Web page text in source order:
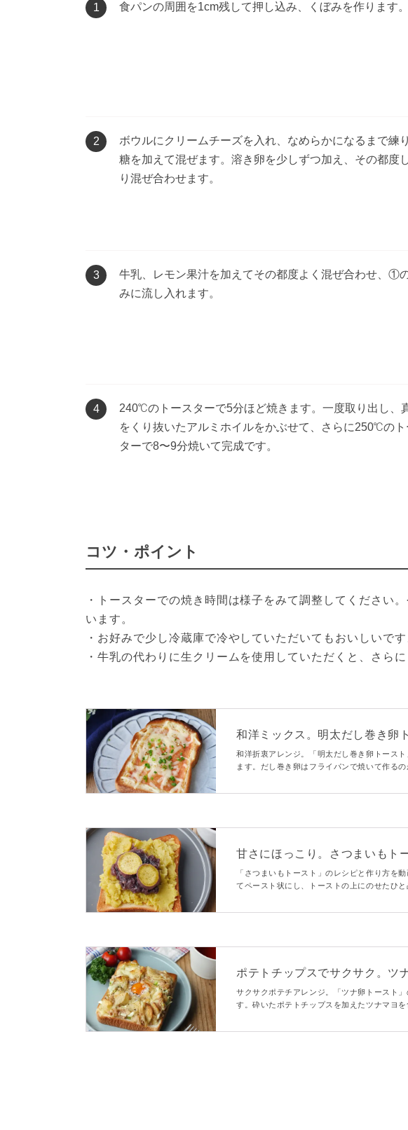
1 食パンの周囲を1cm残して押し込み、くぼみを作ります。
2
ボウルにクリームチーズを入れ、なめらかになるまで練
糖を加えて混ぜます。溶き卵を少しずつ加え、その都度
り混ぜ合わせます。
3
牛乳、レモン果汁を加えてその都度よく混ぜ合わせ、①
みに流し入れます。
4
240℃のトースターで5分ほど焼きます。一度取り出し、
をくり抜いたアルミホイルをかぶせて、さらに250℃のト
ターで8〜9分焼いて完成です。
コツ・ポイント
・トースターでの焼き時間は様子をみて調整してください
います。
・お好みで少し冷蔵庫で冷やしていただいてもおいしいです
・牛乳の代わりに生クリームを使用していただくと、さら
和洋ミックス。明太だし巻き卵
和洋折衷アレンジ。「明太だし巻き卵トース
ます。だし巻き卵はフライパンで焼いて作る
ュームのある朝ごはんが食べたい時にぴった
甘さにほっこり。さつまいもト
「さつまいもトースト」のレシピと作り方を
てペースト状にし、トーストの上にのせたひ
ポテトチップスでサクサク。ツ
サクサクポテチアレンジ。「ツナ卵トースト
す。砕いたポテトチップスを加えたツナマヨ
りチーズと流れ出る卵が食欲そそるひと品です